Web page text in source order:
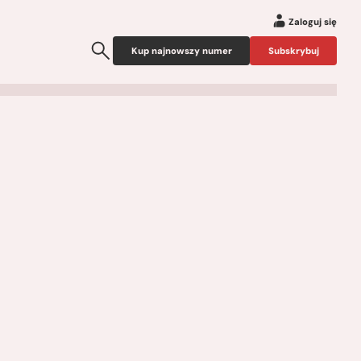
Zaloguj się
Kup najnowszy numer Subskrybuj